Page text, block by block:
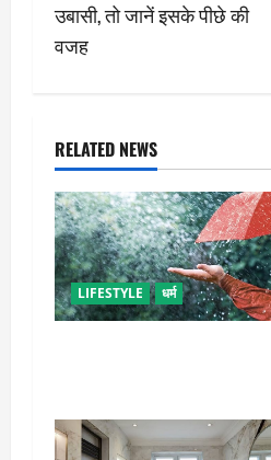
n
a
i
g
a
t
n
उबासी, तो जानें इसके पीछे की
वजह
RELATED NEWS
LIFESTYLE धर्म